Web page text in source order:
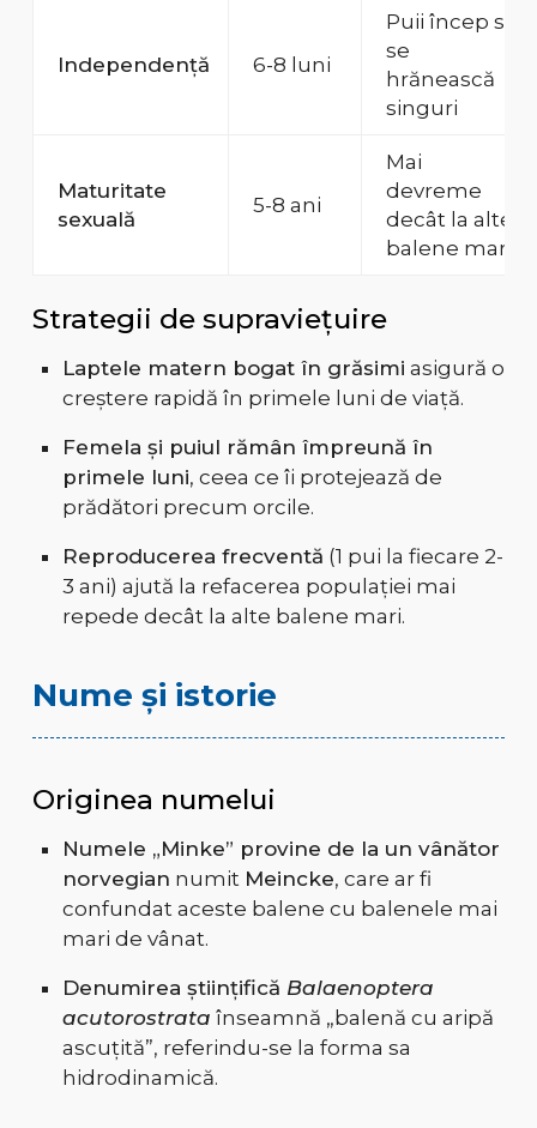
Independență 6-8 luni
Puii încep să
se
hrănească
singuri
Maturitate
sexuală
5-8 ani
Mai
devreme
decât la alte
balene mari
Strategii de supraviețuire
Laptele matern bogat în grăsimi asigură o
creștere rapidă în primele luni de viață.
Femela și puiul rămân împreună în
primele luni, ceea ce îi protejează de
prădători precum orcile.
Reproducerea frecventă (1 pui la fiecare 2-
3 ani) ajută la refacerea populației mai
repede decât la alte balene mari.
Nume și istorie
Originea numelui
Numele „Minke” provine de la un vânător
norvegian numit Meincke, care ar fi
confundat aceste balene cu balenele mai
mari de vânat.
Denumirea științifică Balaenoptera
acutorostrata înseamnă „balenă cu aripă
ascuțită”, referindu-se la forma sa
hidrodinamică.